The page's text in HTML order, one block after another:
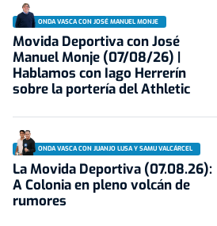
ONDA VASCA CON JOSÉ MANUEL MONJE
Movida Deportiva con José
Manuel Monje (07/08/26) |
Hablamos con Iago Herrerín
sobre la portería del Athletic
ONDA VASCA CON JUANJO LUSA Y SAMU VALCÁRCEL
La Movida Deportiva (07.08.26):
A Colonia en pleno volcán de
rumores